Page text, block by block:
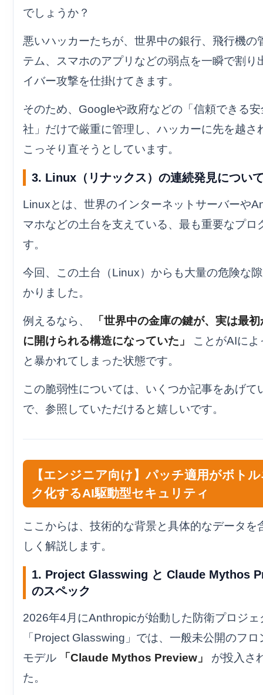
でしょうか？
悪いハッカーたちが、世界中の銀行、飛行機の
テム、スマホのアプリなどの弱点を一瞬で割り
イバー攻撃を仕掛けてきます。
そのため、Googleや政府などの「信頼できる
社」だけで厳重に管理し、ハッカーに先を越さ
こっそり直そうとしています。
3. Linux（リナックス）の連続発見につい
Linuxとは、世界のインターネットサーバーや
マホなどの土台を支えている、最も重要なプロ
す。
今回、この土台（Linux）からも大量の危険な
かりました。
例えるなら、
「世界中の金庫の鍵が、実は最
に開けられる構造になっていた」
ことがAIに
と暴かれてしまった状態です。
この脆弱性については、いくつか記事をあげて
で、参照していただけると嬉しいです。
【エンジニア向け】パッチ適用がボト
ク化するAI駆動型セキュリティ
ここからは、技術的な背景と具体的なデータを
しく解説します。
1. Project Glasswing と Claude Mythos
のスペック
2026年4月にAnthropicが始動した防衛プロジェ
「Project Glasswing」では、一般未公開のフロ
モデル
「Claude Mythos Preview」
が投入さ
た。